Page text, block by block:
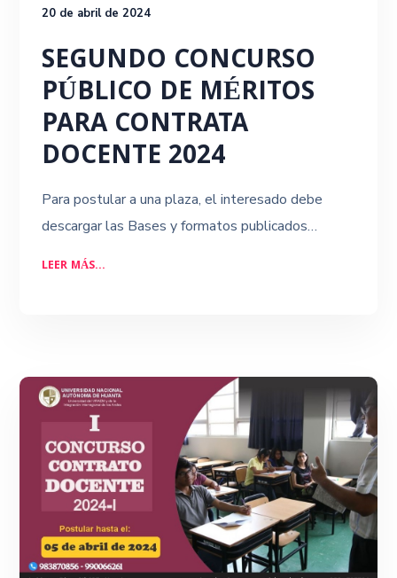
20 de abril de 2024
SEGUNDO CONCURSO
PÚBLICO DE MÉRITOS
PARA CONTRATA
DOCENTE 2024
Para postular a una plaza, el interesado debe
descargar las Bases y formatos publicados…
LEER MÁS...